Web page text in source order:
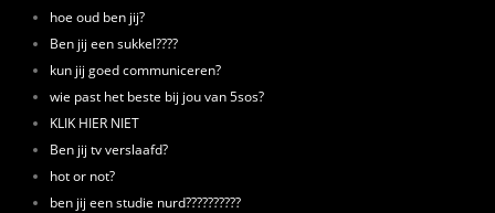
hoe oud ben jij?
Ben jij een sukkel????
kun jij goed communiceren?
wie past het beste bij jou van 5sos?
KLIK HIER NIET
Ben jij tv verslaafd?
hot or not?
ben jij een studie nurd??????????